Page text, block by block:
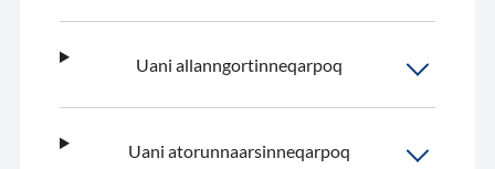
Uani allanngortinneqarpoq
Uani atorunnaarsinneqarpoq